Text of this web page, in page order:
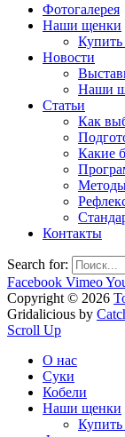
Фотогалерея
Наши щенки
Новости
Наши
Статьи
Как
Какие
Контакты
Search for:
Facebook Vimeo
Copyright © 2026
Gridalicious by
Scroll Up
О нас
Суки
Кобели
Наши щенки